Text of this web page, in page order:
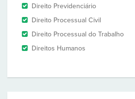
Direito Previdenciário
Direito Processual Civil
Direito Processual do Trabalho
Direitos Humanos